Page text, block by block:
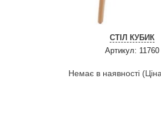
СТІЛ КУБИК
Артикул: 11760
Немає в наявності